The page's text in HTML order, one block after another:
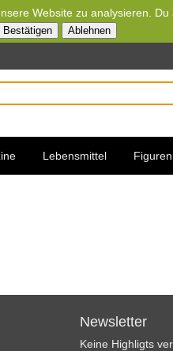
Website zu analysieren.
Bestätigen Ablehnen
Lebensmittel Figuren
Newsletter
Keine Highligts